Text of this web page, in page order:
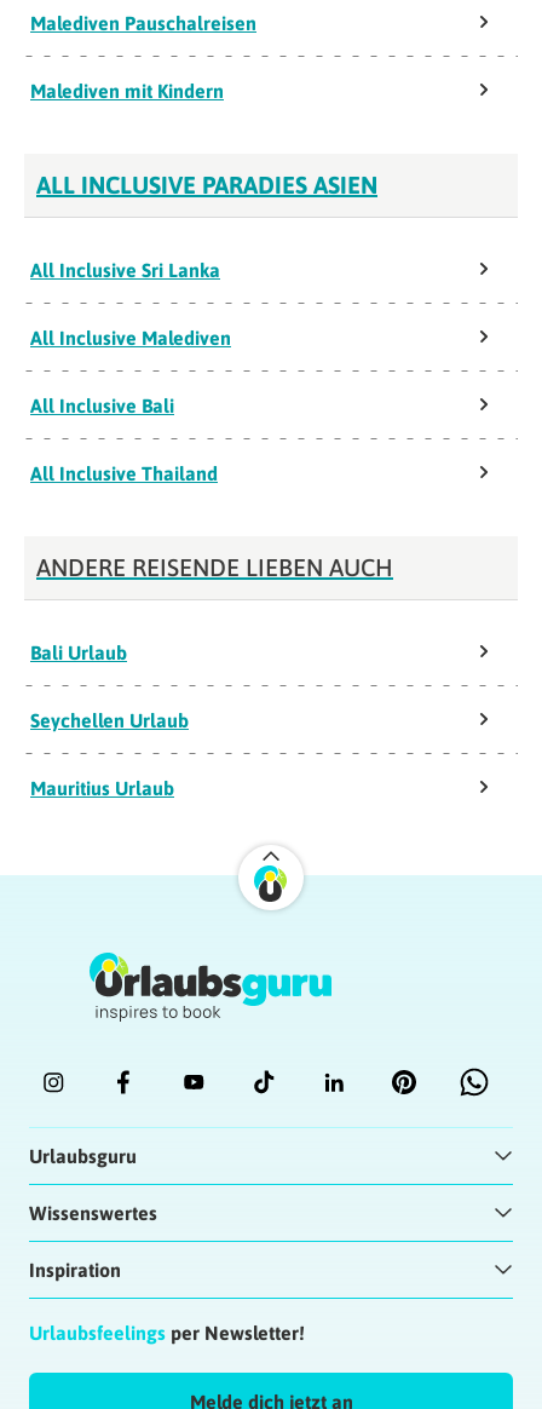
Malediven Pauschalreisen
Malediven mit Kindern
ALL INCLUSIVE PARADIES ASIEN
All Inclusive Sri Lanka
All Inclusive Malediven
All Inclusive Bali
All Inclusive Thailand
ANDERE REISENDE LIEBEN AUCH
Bali Urlaub
Seychellen Urlaub
Mauritius Urlaub
Urlaubsguru
Wissenswertes
Inspiration
Urlaubsfeelings per Newsletter!
Melde dich jetzt an